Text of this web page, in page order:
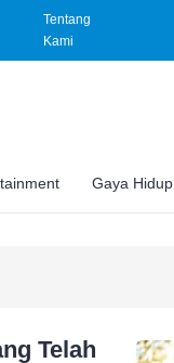
Tentang
Kami
Gaya Hidup
Telah